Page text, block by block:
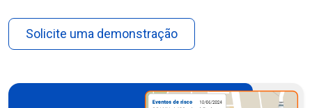
Solicite uma demonstração